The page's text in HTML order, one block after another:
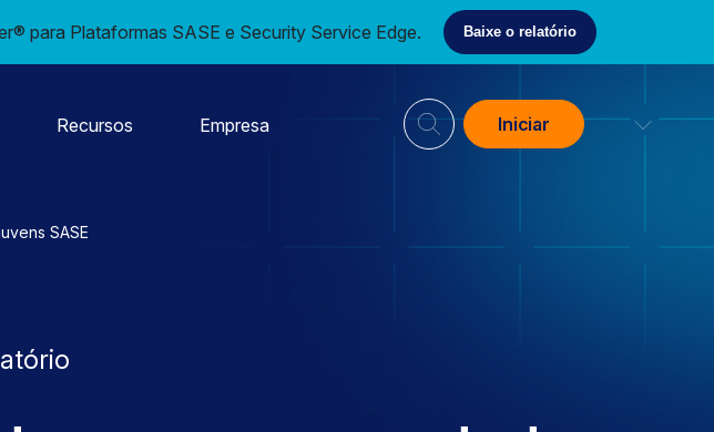
para Plataformas SASE e Security Service Edge. Baixe o relatório
Recursos Empresa Iniciar
SASE